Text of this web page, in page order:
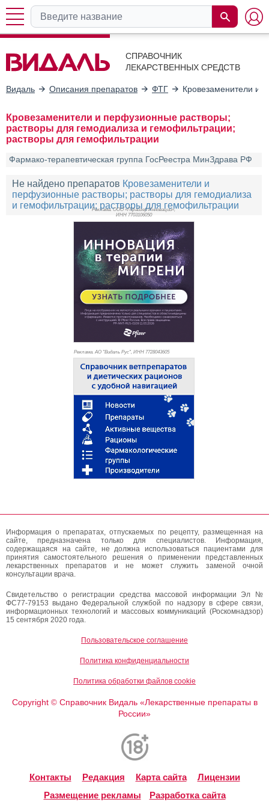
СПРАВОЧНИК
ЛЕКАРСТВЕННЫХ СРЕДСТВ
Видаль Описания препаратов ФТГ Кровезаменители и
Кровезаменители и перфузионные растворы;
растворы для гемодиализа и гемофильтрации;
растворы для гемофильтрации
Фармако-терапевтическая группа ГосРеестра МинЗдрава РФ
Не найдено препаратов Кровезаменители и
перфузионные растворы; растворы для гемодиализа
и гемофильтрации; растворы для гемофильтрации
Реклама. ООО «Пфайзер Инновации»,
ИНН 7703106050
Реклама. АО "Видаль Рус", ИНН 7728043605
Информация о препаратах, отпускаемых по рецепту, размещенная на
сайте, предназначена только для специалистов. Информация,
содержащаяся на сайте, не должна использоваться пациентами для
принятия самостоятельного решения о применении представленных
лекарственных препаратов и не может служить заменой очной
консультации врача.
Свидетельство о регистрации средства массовой информации Эл №
ФС77-79153 выдано Федеральной службой по надзору в сфере связи,
информационных технологий и массовых коммуникаций (Роскомнадзор)
15 сентября 2020 года.
Пользовательское соглашение
Политика конфиденциальности
Политика обработки файлов cookie
Copyright ©Справочник Видаль «Лекарственные препараты в
России»
Контакты Редакция Карта сайта
Лицензии
Размещение рекламы
Разработка сайта